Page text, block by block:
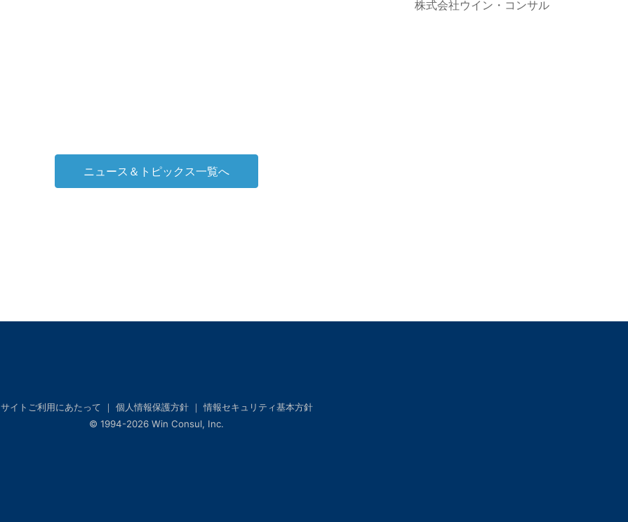
株式会社ウイン・コンサル
ニュース＆トピックス一覧へ
サイトご利用にあたって ｜ 個人情報保護方針｜ 情報セキュリティ基本方針
© 1994-2026 Win Consul, Inc.